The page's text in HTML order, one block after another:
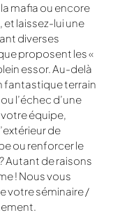
mafia ou encore
et laissez-lui une
diverses
proposent les «
essor. Au-delà
fantastique terrain
l’échec d’une
équipe,
de
ou renforcer le
Autant de raisons
! Nous vous
votre séminaire /